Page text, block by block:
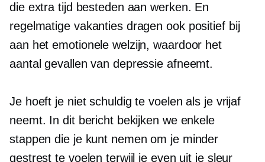
die extra tijd besteden aan werken. En
regelmatige vakanties dragen ook positief bij
aan het emotionele welzijn, waardoor het
aantal gevallen van depressie afneemt.
Je hoeft je niet schuldig te voelen als je vrijaf
neemt. In dit bericht bekijken we enkele
stappen die je kunt nemen om je minder
gestrest te voelen terwijl je even uit je sleur